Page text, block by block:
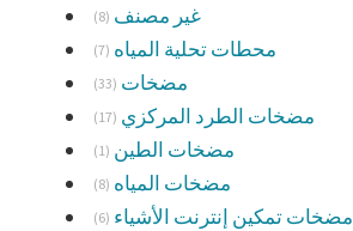
غير مصنف (8)
محطات تحلية المياه (7)
مضخات (33)
مضخات الطرد المركزي (17)
مضخات الطين (1)
مضخات المياه (8)
مضخات تمكين إنترنت الأشياء (6)